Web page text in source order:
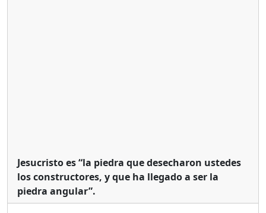
Jesucristo es “la piedra que desecharon ustedes
los constructores, y que ha llegado a ser la
piedra angular”.